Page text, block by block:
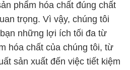
phẩm hóa chất đúng chất
trọng. Vì vậy, chúng tôi
những lợi ích tối đa từ
hóa chất của chúng tôi, từ
sản xuất đến việc tiết kiệm